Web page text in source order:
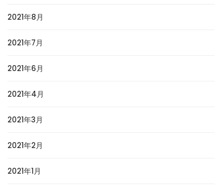
2021年8月
2021年7月
2021年6月
2021年4月
2021年3月
2021年2月
2021年1月